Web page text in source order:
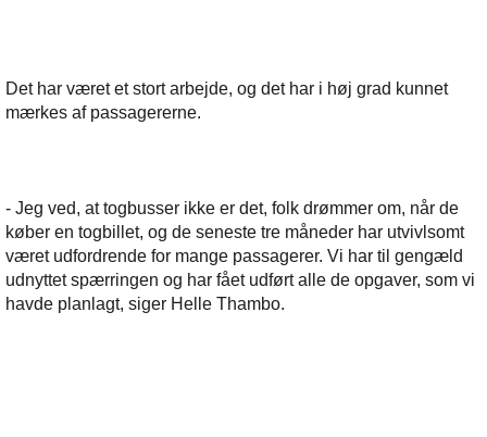
Det har været et stort arbejde, og det har i høj grad kunnet
mærkes af passagererne.
- Jeg ved, at togbusser ikke er det, folk drømmer om, når de
køber en togbillet, og de seneste tre måneder har utvivlsomt
været udfordrende for mange passagerer. Vi har til gengæld
udnyttet spærringen og har fået udført alle de opgaver, som vi
havde planlagt, siger Helle Thambo.